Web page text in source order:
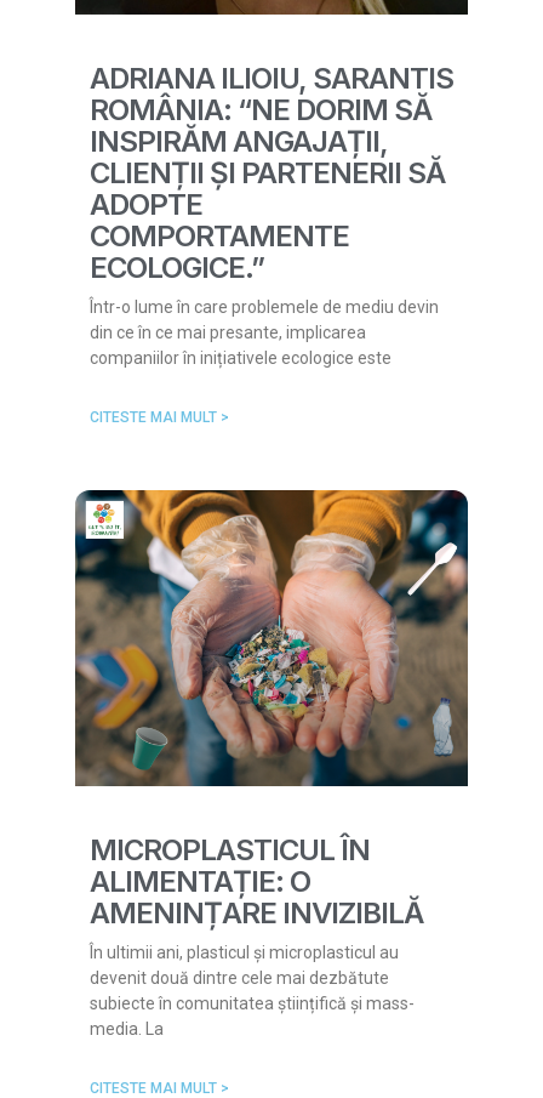
ADRIANA ILIOIU, SARANTIS
ROMÂNIA: “NE DORIM SĂ
INSPIRĂM ANGAJAȚII,
CLIENȚII ȘI PARTENERII SĂ
ADOPTE
COMPORTAMENTE
ECOLOGICE.”
Într-o lume în care problemele de mediu devin
din ce în ce mai presante, implicarea
companiilor în inițiativele ecologice este
CITESTE MAI MULT >
MICROPLASTICUL ÎN
ALIMENTAȚIE: O
AMENINȚARE INVIZIBILĂ
În ultimii ani, plasticul și microplasticul au
devenit două dintre cele mai dezbătute
subiecte în comunitatea științifică și mass-
media. La
CITESTE MAI MULT >